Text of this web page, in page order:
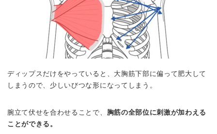
ディップスだけをやっていると、大胸筋下部に偏って肥大して
しまうので、少しいびつな形になってしまう。
腕立て伏せを合わせることで、 胸筋の全部位に刺激が加わえる
ことができる。